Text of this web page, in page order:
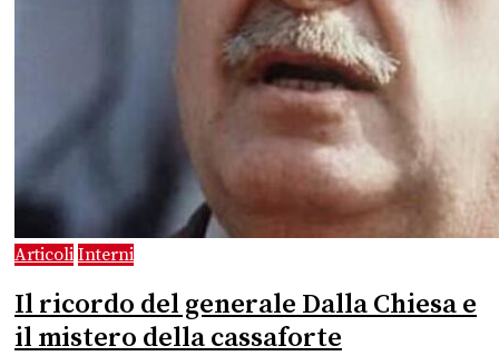
Articoli Interni
Il ricordo del generale Dalla Chiesa e
il mistero della cassaforte